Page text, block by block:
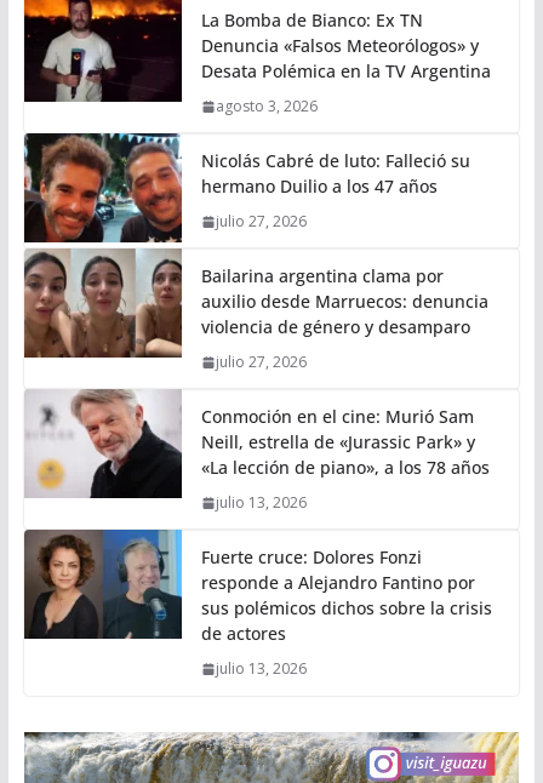
La Bomba de Bianco: Ex TN
Denuncia «Falsos Meteorólogos» y
Desata Polémica en la TV Argentina
agosto 3, 2026
Nicolás Cabré de luto: Falleció su
hermano Duilio a los 47 años
julio 27, 2026
Bailarina argentina clama por
auxilio desde Marruecos: denuncia
violencia de género y desamparo
julio 27, 2026
Conmoción en el cine: Murió Sam
Neill, estrella de «Jurassic Park» y
«La lección de piano», a los 78 años
julio 13, 2026
Fuerte cruce: Dolores Fonzi
responde a Alejandro Fantino por
sus polémicos dichos sobre la crisis
de actores
julio 13, 2026